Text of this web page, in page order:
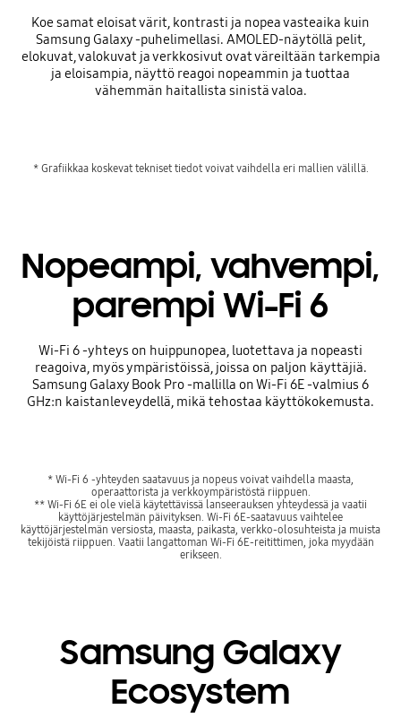
Koe samat eloisat värit, kontrasti ja nopea vasteaika kuin
Samsung Galaxy -puhelimellasi. AMOLED-näytöllä pelit,
elokuvat, valokuvat ja verkkosivut ovat väreiltään tarkempia
ja eloisampia, näyttö reagoi nopeammin ja tuottaa
vähemmän haitallista sinistä valoa.
* Grafiikkaa koskevat tekniset tiedot voivat vaihdella eri mallien välillä.
Nopeampi, vahvempi,
parempi Wi-Fi 6
Wi-Fi 6 -yhteys on huippunopea, luotettava ja nopeasti
reagoiva, myös ympäristöissä, joissa on paljon käyttäjiä.
Samsung Galaxy Book Pro -mallilla on Wi-Fi 6E -valmius 6
GHz:n kaistanleveydellä, mikä tehostaa käyttökokemusta.
* Wi-Fi 6 -yhteyden saatavuus ja nopeus voivat vaihdella maasta,
operaattorista ja verkkoympäristöstä riippuen.
** Wi-Fi 6E ei ole vielä käytettävissä lanseerauksen yhteydessä ja vaatii
käyttöjärjestelmän päivityksen. Wi-Fi 6E-saatavuus vaihtelee
käyttöjärjestelmän versiosta, maasta, paikasta, verkko-olosuhteista ja muista
tekijöistä riippuen. Vaatii langattoman Wi-Fi 6E-reitittimen, joka myydään
erikseen.
Samsung Galaxy
Ecosystem